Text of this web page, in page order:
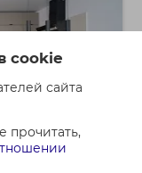
cookie
сайта
288 000 BYN